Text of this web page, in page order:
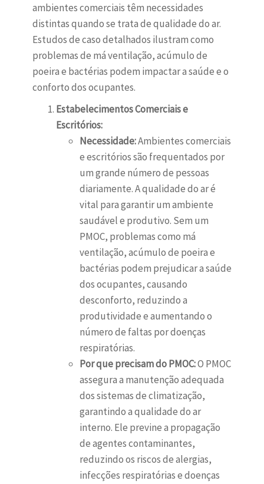
ambientes comerciais têm necessidades
distintas quando se trata de qualidade do ar.
Estudos de caso detalhados ilustram como
problemas de má ventilação, acúmulo de
poeira e bactérias podem impactar a saúde e o
conforto dos ocupantes.
Estabelecimentos Comerciais e
Escritórios:
Necessidade:Ambientes comerciais
e escritórios são frequentados por
um grande número de pessoas
diariamente. A qualidade do ar é
vital para garantir um ambiente
saudável e produtivo. Sem um
PMOC, problemas como má
ventilação, acúmulo de poeira e
bactérias podem prejudicar a saúde
dos ocupantes, causando
desconforto, reduzindo a
produtividade e aumentando o
número de faltas por doenças
respiratórias.
Por que precisam do PMOC:O PMOC
assegura a manutenção adequada
dos sistemas de climatização,
garantindo a qualidade do ar
interno. Ele previne a propagação
de agentes contaminantes,
reduzindo os riscos de alergias,
infecções respiratórias e doenças